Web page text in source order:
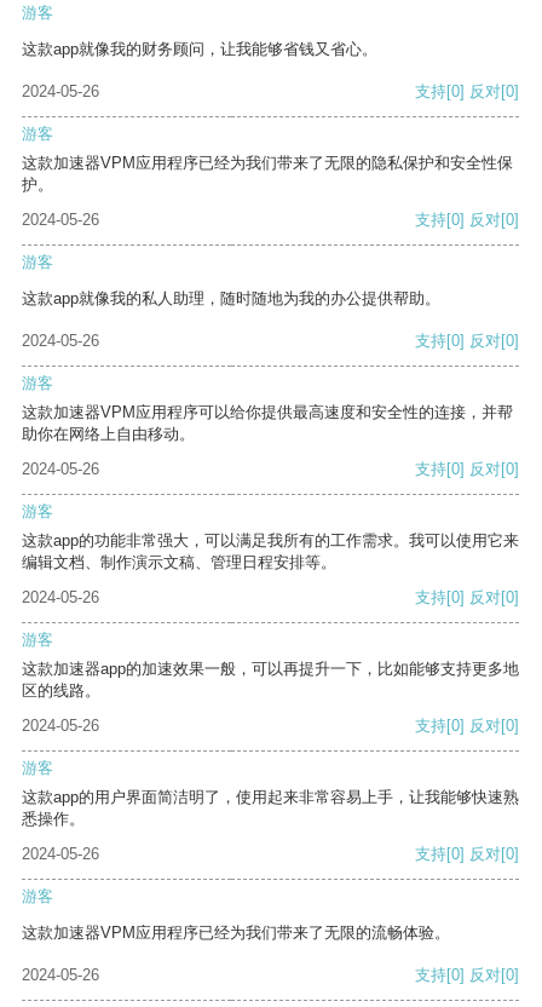
游客
这款app就像我的财务顾问，让我能够省钱又省心。
2024-05-26 支持[0] 反对[0]
游客
这款加速器VPM应用程序已经为我们带来了无限的隐私保护和安全性保
护。
2024-05-26
支持[0] 反对[0]
游客
这款app就像我的私人助理，随时随地为我的办公提供帮助。
2024-05-26 支持[0] 反对[0]
游客
这款加速器VPM应用程序可以给你提供最高速度和安全性的连接，并帮
助你在网络上自由移动。
2024-05-26
支持[0] 反对[0]
游客
这款app的功能非常强大，可以满足我所有的工作需求。我可以使用它来
编辑文档、制作演示文稿、管理日程安排等。
2024-05-26
支持[0] 反对[0]
游客
这款加速器app的加速效果一般，可以再提升一下，比如能够支持更多地
区的线路。
2024-05-26
支持[0] 反对[0]
游客
这款app的用户界面简洁明了，使用起来非常容易上手，让我能够快速熟
悉操作。
2024-05-26
支持[0] 反对[0]
游客
这款加速器VPM应用程序已经为我们带来了无限的流畅体验。
2024-05-26 支持[0] 反对[0]